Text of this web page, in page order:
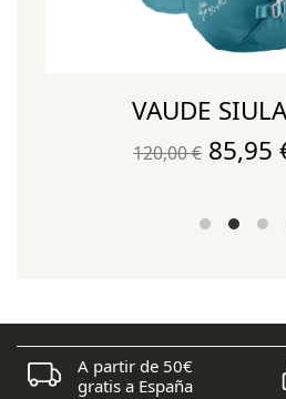
VAUDE
120,00€ El
85,95
A partir de 50€
gratis a España